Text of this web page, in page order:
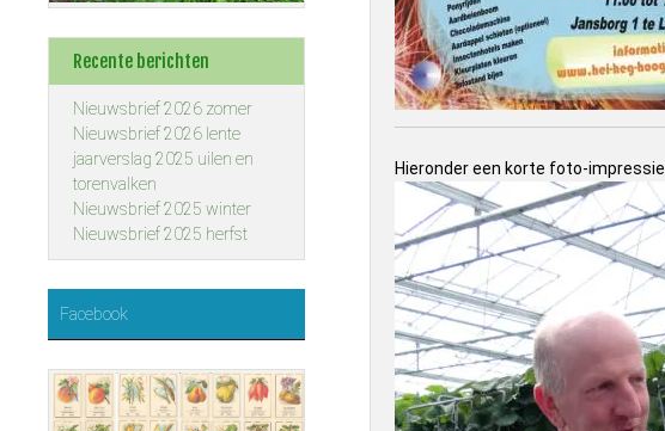
Hieronder een korte foto-impressie
Recente berichten
Nieuwsbrief 2026 zomer
Nieuwsbrief 2026 lente
jaarverslag 2025 uilen en
torenvalken
Nieuwsbrief 2025 winter
Nieuwsbrief 2025 herfst
Facebook